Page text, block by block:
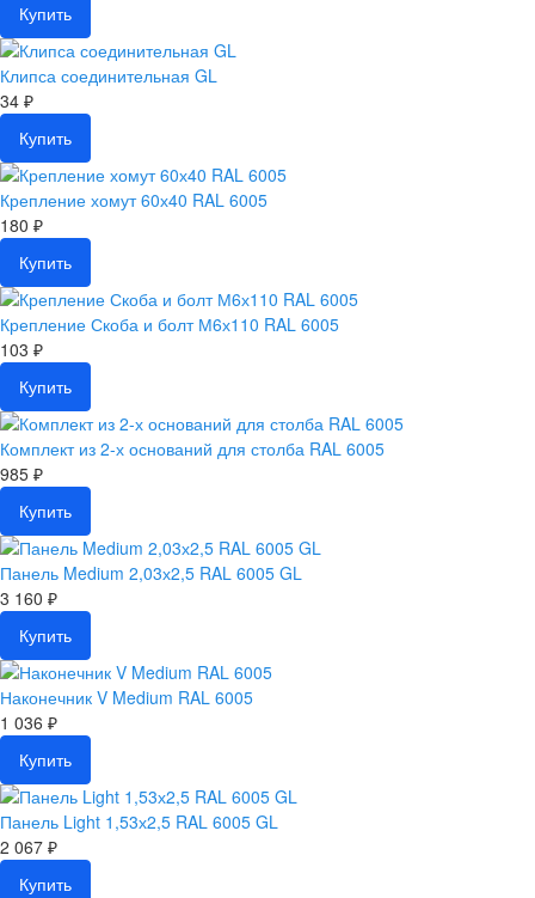
Купить
Клипса соединительная GL
34 ₽
Купить
Крепление хомут 60х40 RAL 6005
180 ₽
Купить
Крепление Скоба и болт М6х110 RAL 6005
103 ₽
Купить
Комплект из 2-х оснований для столба RAL 6005
985 ₽
Купить
Панель Medium 2,03х2,5 RAL 6005 GL
3 160 ₽
Купить
Наконечник V Medium RAL 6005
1 036 ₽
Купить
Панель Light 1,53х2,5 RAL 6005 GL
2 067 ₽
Купить